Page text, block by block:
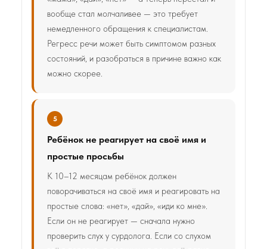
вообще стал молчаливее — это требует
немедленного обращения к специалистам.
Регресс речи может быть симптомом разных
состояний, и разобраться в причине важно как
можно скорее.
5
Ребёнок не реагирует на своё имя и
простые просьбы
К 10–12 месяцам ребёнок должен
поворачиваться на своё имя и реагировать на
простые слова: «нет», «дай», «иди ко мне».
Если он не реагирует — сначала нужно
проверить слух у сурдолога. Если со слухом